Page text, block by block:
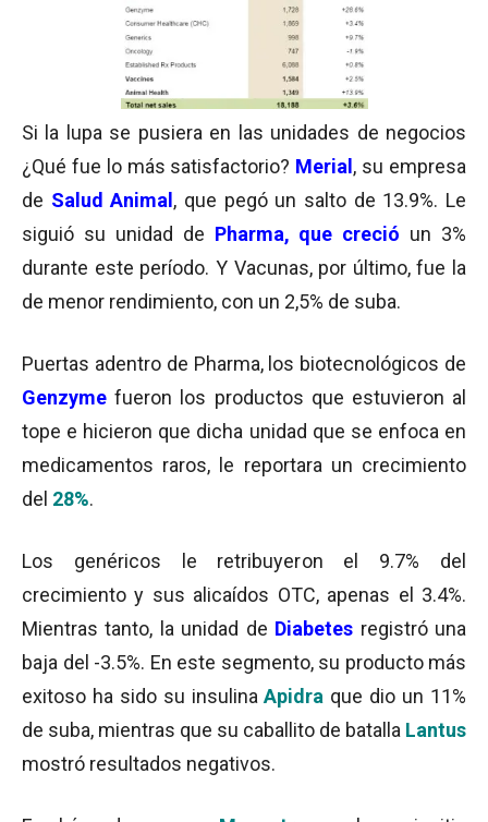
Si la lupa se pusiera en las unidades de negocios
¿Qué fue lo más satisfactorio? Merial , su empresa
de Salud Animal , que pegó un salto de 13.9%. Le
siguió su unidad de Pharma, que creció un 3%
durante este período. Y Vacunas, por último, fue la
de menor rendimiento, con un 2,5% de suba.
Puertas adentro de Pharma, los biotecnológicos de
Genzyme fueron los productos que estuvieron al
tope e hicieron que dicha unidad que se enfoca en
medicamentos raros, le reportara un crecimiento
del 28%.
Los genéricos le retribuyeron el 9.7% del
crecimiento y sus alicaídos OTC, apenas el 3.4%.
Mientras tanto, la unidad de Diabetes registró una
baja del -3.5%. En este segmento, su producto más
exitoso ha sido su insulinaApidra que dio un 11%
de suba, mientras que su caballito de batalla Lantus
mostró resultados negativos.